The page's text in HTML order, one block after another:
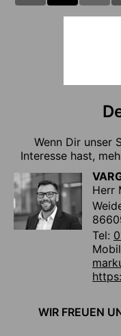
Wenn Dir unser
Interesse hast,
Herr
Tel:
WIR FREUEN